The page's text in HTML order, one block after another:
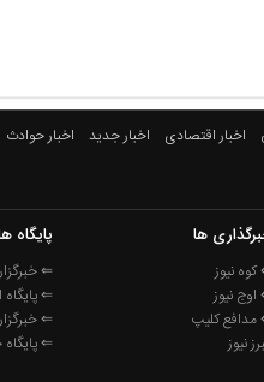
اخبار اقتصادی اخبار جدید اخبار حوادث
ها
نیوز
نیوز
کلیپ
نیوز
پایگاه
⇐
⇐ پایگاه
⇐
⇐